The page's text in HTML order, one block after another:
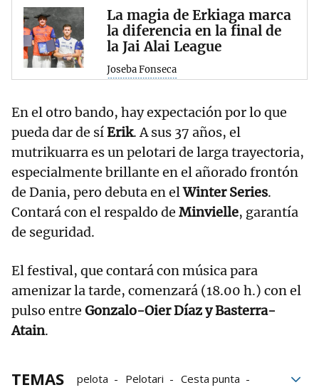
La magia de Erkiaga marca
la diferencia en la final de
la Jai Alai League
Joseba Fonseca
En el otro bando, hay expectación por lo que
pueda dar de síErik. A sus 37 años, el
mutrikuarra es un pelotari de larga trayectoria,
especialmente brillante en el añorado frontón
de Dania, pero debuta en elWinter Series.
Contará con el respaldo de Minvielle, garantía
de seguridad.
El festival, que contará con música para
amenizar la tarde, comenzará (18.00 h.) con el
pulso entre Gonzalo-Oier Díaz y Basterra-
Atain.
TEMAS pelota Pelotari Cesta punta